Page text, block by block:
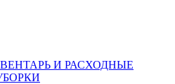
И РАСХОДНЫЕ